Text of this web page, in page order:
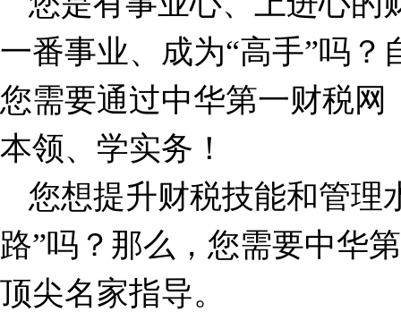
一番事业、成为“高手”吗
您需要通过中华第一财税网
本领、学实务！
您想提升财税技能和管理
路”吗？那么，您需要中华
顶尖名家指导。